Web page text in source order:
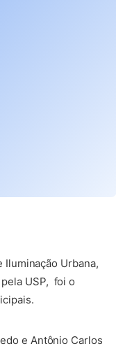
Urbana,
USP, foi o
e Antônio Carlos